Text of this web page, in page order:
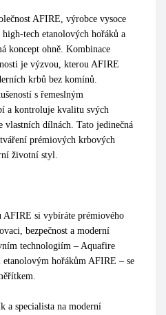
AFIRE, výrobce vysoce
tech etanolových hořáků a
koncept ohně. Kombinace
je výzvou, kterou AFIRE
krbů bez komínů.
s řemeslným
a kontroluje kvalitu svých
vlastních dílnách. Tato jedinečná
prémiových krbových
životní styl.
si vybíráte prémiového
bezpečnost a moderní
technologiím – Aquafire
hořákům AFIRE – se
a specialista na moderní